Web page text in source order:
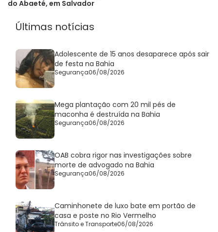
do Abaeté, em Salvador
Últimas notícias
Adolescente de 15 anos desaparece após sair
de festa na Bahia
Segurança06/08/2026
Mega plantação com 20 mil pés de
maconha é destruída na Bahia
Segurança06/08/2026
OAB cobra rigor nas investigações sobre
morte de advogado na Bahia
Segurança06/08/2026
Caminhonete de luxo bate em portão de
casa e poste no Rio Vermelho
Trânsito e Transporte06/08/2026